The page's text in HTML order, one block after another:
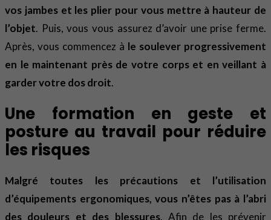
vos jambes et les plier pour vous mettre à hauteur de
l’objet. Puis, vous vous assurez d’avoir une prise ferme.
Après, vous commencez à le soulever progressivement
en le maintenant près de votre corps et en veillant à
garder votre dos droit.
Une formation en geste et
posture au travail pour réduire
les risques
Malgré toutes les précautions et l’utilisation
d’équipements ergonomiques, vous n’êtes pas à l’abri
des douleurs et des blessures. Afin de les prévenir